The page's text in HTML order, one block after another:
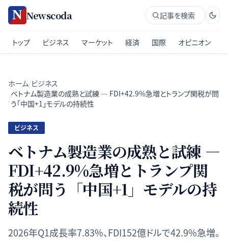
Newscoda 記事を検索
トップ ビジネス マーケット 経済 国際 オピニオン
ホーム/ビジネス
/ベトナム製造業の成熟と試練 — FDI+42.9%急増とトランプ関税が問
う「中国+1」モデルの持続性
ビジネス
ベトナム製造業の成熟と試練 —
FDI+42.9%急増とトランプ関
税が問う「中国+1」モデルの持
続性
2026年Q1成長率7.83%、FDI152億ドルで42.9%急増。